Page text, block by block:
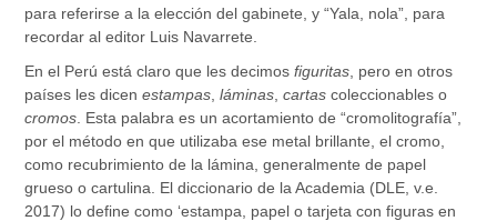
para referirse a la elección del gabinete, y “Yala, nola”, para
recordar al editor Luis Navarrete.
En el Perú está claro que les decimosfiguritas , pero en otros
países les dicenestampas ,láminas ,cartas coleccionables o
cromos . Esta palabra es un acortamiento de “cromolitografía”,
por el método en que utilizaba ese metal brillante, el cromo,
como recubrimiento de la lámina, generalmente de papel
grueso o cartulina. El diccionario de la Academia (DLE, v.e.
2017) lo define como ‘estampa, papel o tarjeta con figuras en